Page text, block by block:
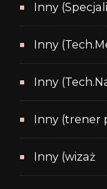
Inny
Inny
Inny
Inny (trener
Inny (wizaż